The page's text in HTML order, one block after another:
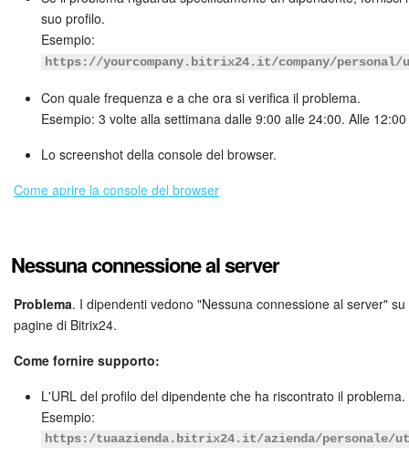
suo profilo.
Esempio:
https://yourcompany.bitrix24.it/company/personal/
Con quale frequenza e a che ora si verifica il problema.
Esempio: 3 volte alla settimana dalle 9:00 alle 24:00. Alle
Lo screenshot della console del browser.
Come aprire la console del browser
Nessuna connessione al server
Problema. I dipendenti vedono "Nessuna connessione al server"
pagine di Bitrix24.
Come fornire supporto:
L'URL del profilo del dipendente che ha riscontrato il problema.
Esempio:
https:/tuaazienda.bitrix24.it/azienda/personale/